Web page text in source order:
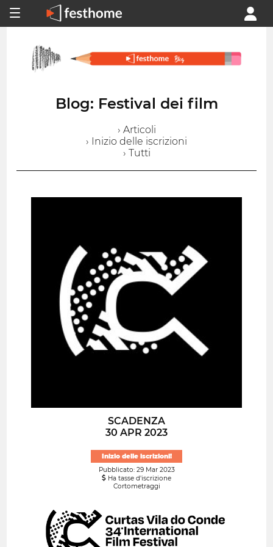
Blog: Festival dei film
› Articoli
› Inizio delle iscrizioni
› Tutti
SCADENZA
30 APR 2023
Inizio delle iscrizioni!
Pubblicato: 29 Mar 2023
Ha tasse d'iscrizione
Cortometraggi